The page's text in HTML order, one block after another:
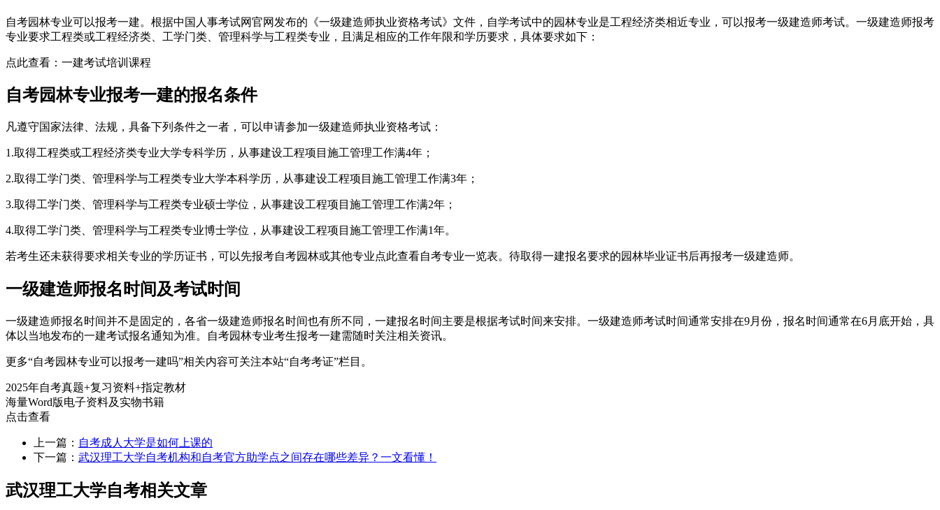
自考园林专业可以报考一建。根据中国人事考试网官网发布的《一级建造师执业资格考试》文件，自学考试中的园林专业是工程经济类相近专业，可以报考一级建造师考试。一级建造师报考
专业要求工程类或工程经济类、工学门类、管理科学与工程类专业，且满足相应的工作年限和学历要求，具体要求如下：
点此查看：一建考试培训课程
自考园林专业报考一建的报名条件
凡遵守国家法律、法规，具备下列条件之一者，可以申请参加一级建造师执业资格考试：
1.取得工程类或工程经济类专业大学专科学历，从事建设工程项目施工管理工作满4年；
2.取得工学门类、管理科学与工程类专业大学本科学历，从事建设工程项目施工管理工作满3年；
3.取得工学门类、管理科学与工程类专业硕士学位，从事建设工程项目施工管理工作满2年；
4.取得工学门类、管理科学与工程类专业博士学位，从事建设工程项目施工管理工作满1年。
若考生还未获得要求相关专业的学历证书，可以先报考自考园林或其他专业点此查看自考专业一览表。待取得一建报名要求的园林毕业证书后再报考一级建造师。
一级建造师报名时间及考试时间
一级建造师报名时间并不是固定的，各省一级建造师报名时间也有所不同，一建报名时间主要是根据考试时间来安排。一级建造师考试时间通常安排在9月份，报名时间通常在6月底开始，具
体以当地发布的一建考试报名通知为准。自考园林专业考生报考一建需随时关注相关资讯。
更多“自考园林专业可以报考一建吗”相关内容可关注本站“自考考证”栏目。
2025年自考真题+复习资料+指定教材
海量Word版电子资料及实物书籍
点击查看
上一篇： 自考成人大学是如何上课的
下一篇： 武汉理工大学自考机构和自考官方助学点之间存在哪些差异？一文看懂！
武汉理工大学自考相关文章